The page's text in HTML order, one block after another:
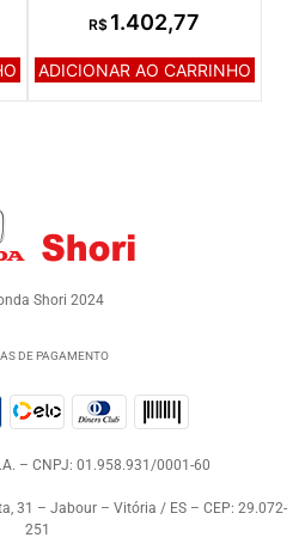
R$ 1.402,77
ADICIONAR AO CARRINHO
Shori 2024
DE PAGAMENTO
– CNPJ: 01.958.931/0001-60
31 – Jabour – Vitória / ES – CEP: 29.072-
251